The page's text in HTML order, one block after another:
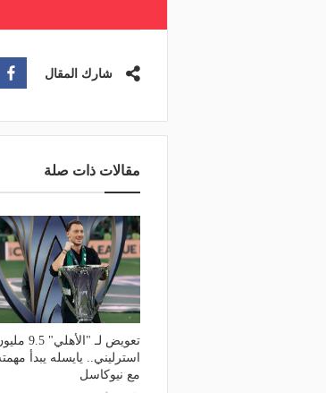
شارك المقال
مقالات ذات صلة
تعويض لـ "الأهلي" 9.5
استرليني.. يايسله يبدأ
مع نيوكاسل